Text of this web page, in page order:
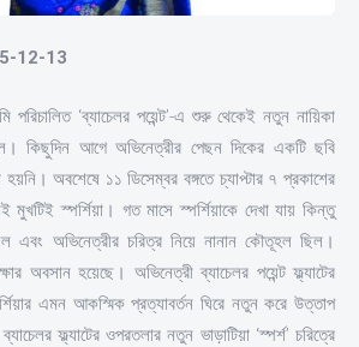
12-13
পরিচালিত ‘ব্যাচেলর পয়েন্ট’-এ শুরু থেকেই নতুন নায়িকা
কিছুদিন আগে অভিনেত্রীর পেছন দিকের একটি ছবি
অবশেষে ১১ ডিসেম্বর বঙ্গতে চ্যাপ্টার ৭ প্রকাশের
স্পর্শিয়া। গত মাসে স্পর্শিয়াকে দেখা যায় কিন্তু
এবং অভিনেত্রীর চরিত্র নিয়ে নানান কৌতূহল ছিল।
অবসান হয়েছে। অভিনেত্রী ব্যাচেলর পয়েন্ট ফ্ল্যাটের
এমন আকস্মিক প্রত্যাবর্তন ঘিরে নতুন করে উত্তাপ
ফ্ল্যাটের ওপরতলার নতুন ভাড়াটিয়া ‘স্পর্শ’ চরিত্রে